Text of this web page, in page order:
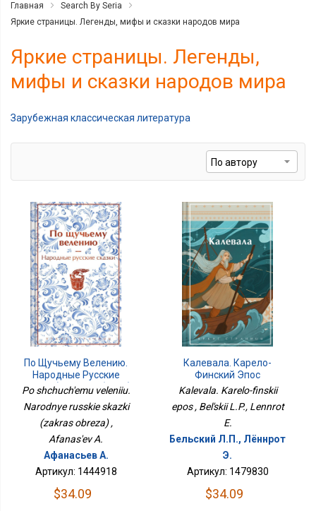
Главная
Search By Seria
Яркие страницы. Легенды, мифы и сказки народов мира
Яркие страницы. Легенды,
мифы и сказки народов мира
Зарубежная классическая литература
По Щучьему Велению.
Народные Русские
Сказки (закрас Обреза)
Po shchuch'emu veleniiu.
Narodnye russkie skazki
(zakras obreza) ,
Afanas'ev A.
Афанасьев А.
Артикул: 1444918
$34.09
Калевала. Карело-
Финский Эпос
Kalevala. Karelo-finskii
epos , Bel'skii L.P., Lennrot
E.
Бельский Л.П., Лённрот
Э.
Артикул: 1479830
$34.09